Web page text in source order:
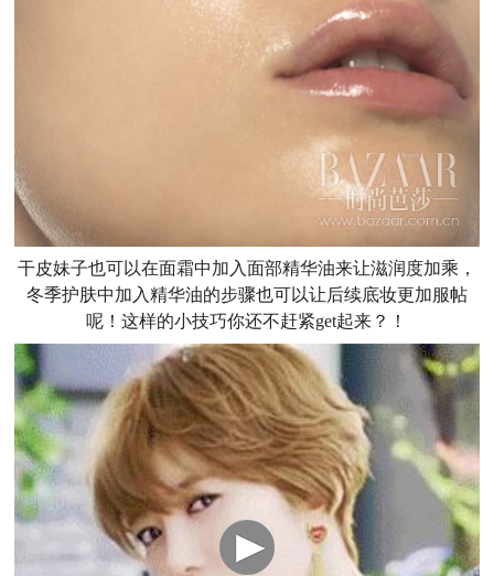
干皮妹子也可以在面霜中加入面部精华油来让滋润度加乘，
冬季护肤中加入精华油的步骤也可以让后续底妆更加服帖
呢！这样的小技巧你还不赶紧get起来？！